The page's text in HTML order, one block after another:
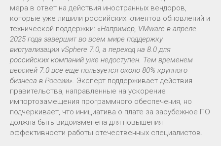
мера в ответ на действия иностранных вендоров,
которые уже лишили российских клиентов обновлений и
технической поддержки: «Например, VMware в апреле
2025 года завершит во всем мире поддержку
виртуализации vSphere 7.0, а переход на 8.0 для
российских компаний уже недоступен. Тем временем
версией 7.0 все еще пользуется около 80% крупного
бизнеса в России». Эксперт поддерживает действия
правительства, направленные на ускорение
импортозамещения программного обеспечения, но
подчеркивает, что инициатива о плате за зарубежное ПО
должна быть видоизменена для повышения
эффективности работы отечественных специалистов.